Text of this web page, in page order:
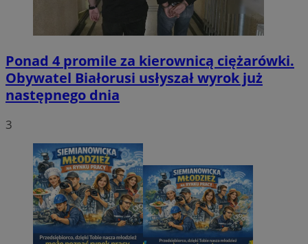
Ponad 4 promile za kierownicą ciężarówki.
Obywatel Białorusi usłyszał wyrok już
następnego dnia
3